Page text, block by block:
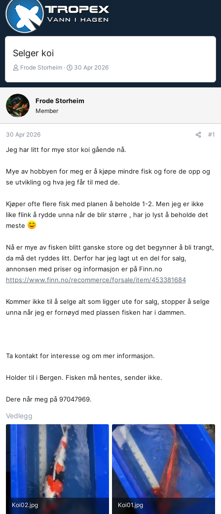
Selger koi
T
å
d
s
t
a
r
e
Frode Storheim
S
a
t
a
30 Apr 2026
Frode Storheim
Member
30 Apr 2026 #1
Jeg har litt for mye stor koi gående nå.
Mye av hobbyen for meg er å kjøpe mindre fisk og fore de opp og
se utvikling og hva jeg får til med de.
Kjøper ofte flere fisk med planen å beholde 1-2. Men jeg er ikke
like flink å rydde unna når de blir større , har jo lyst å beholde det
meste
Nå er mye av fisken blitt ganske store og det begynner å bli trangt,
da må det ryddes litt. Derfor har jeg lagt ut en del for salg,
annonsen med priser og informasjon er på Finn.no
https://www.finn.no/recommerce/forsale/item/453381684
Kommer ikke til å selge alt som ligger ute for salg, stopper å selge
unna når jeg er fornøyd med plassen fisken har i dammen.
Ta kontakt for interesse og om mer informasjon.
Holder til i Bergen. Fisken må hentes, sender ikke.
Dere når meg på 97047969.
Vedlegg
Koi02.jpg Koi01.jpg